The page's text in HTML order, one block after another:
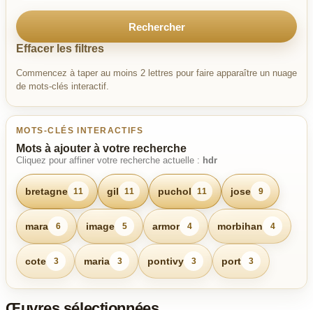
Rechercher
Effacer les filtres
Commencez à taper au moins 2 lettres pour faire apparaître un nuage
de mots-clés interactif.
MOTS-CLÉS INTERACTIFS
Mots à ajouter à votre recherche
Cliquez pour affiner votre recherche actuelle : hdr
bretagne 11 gil 11 puchol 11 jose 9
mara 6 image 5 armor 4 morbihan 4
cote 3 maria 3 pontivy 3 port 3